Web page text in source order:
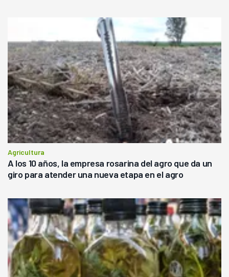
Agricultura
A los 10 años, la empresa rosarina del agro que da un
giro para atender una nueva etapa en el agro